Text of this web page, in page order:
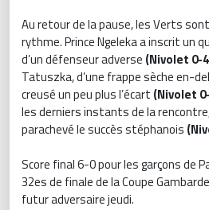
Au retour de la pause, les Verts
rythme. Prince Ngeleka a inscrit un
d’un défenseur adverse (Nivolet 0-
Tatuszka, d’une frappe sèche en-
creusé un peu plus l’écart (Nivolet
les derniers instants de la
parachevé le succès stéphanois
Score final 6-0 pour les garçons de
32es de finale de la Coupe
futur adversaire jeudi.